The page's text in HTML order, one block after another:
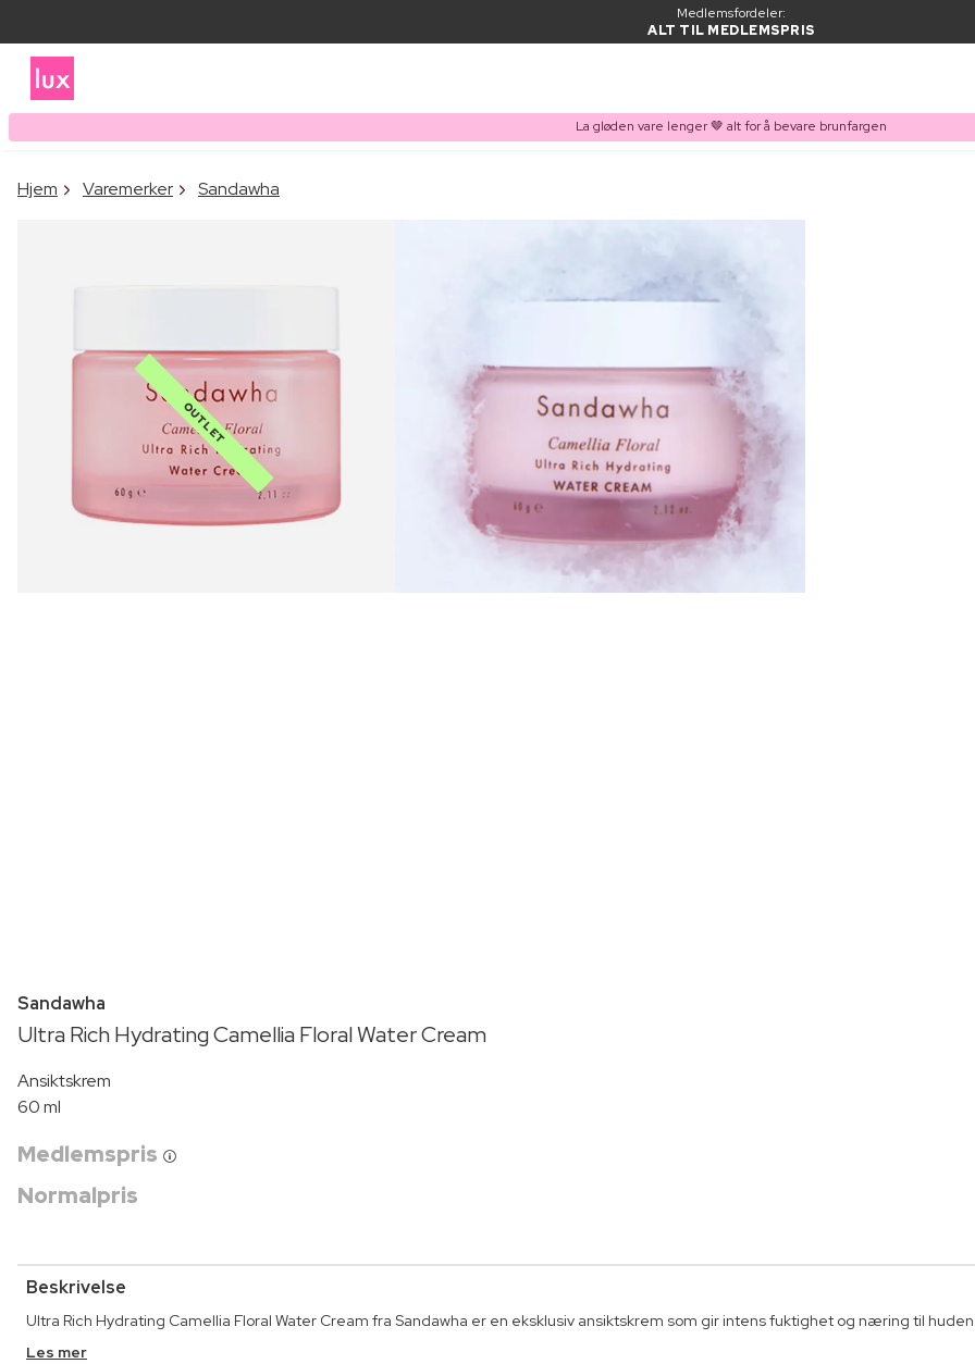
Medlemsfordeler:
ALT TIL MEDLEMSPRIS
La gløden vare lenger 🤎 alt for å bevare brunfargen
Hjem Varemerker Sandawha
OUTLET
Sandawha
Ultra Rich Hydrating Camellia Floral Water Cream
Ansiktskrem
60 ml
Medlemspris
Normalpris
Beskrivelse
Ultra Rich Hydrating Camellia Floral Water Cream fra Sandawha er en eksklusiv ansiktskrem som gir intens fuktighet og næring til
Les mer